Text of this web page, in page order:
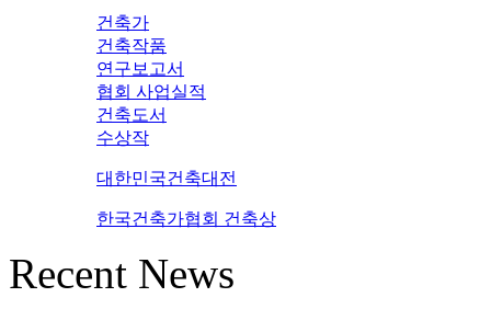
건축가
건축작품
연구보고서
협회 사업실적
건축도서
수상작
대한민국건축대전
한국건축가협회 건축상
Recent News